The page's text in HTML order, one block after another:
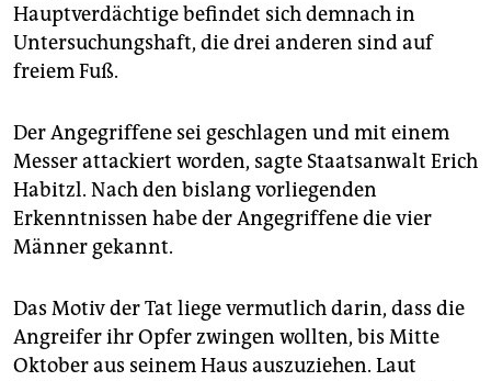
epaper login
Hauptverdächtige befindet sich demnach in
Untersuchungshaft, die drei anderen sind auf
freiem Fuß.
Der Angegriffene sei geschlagen und mit einem
Messer attackiert worden, sagte Staatsanwalt Erich
Habitzl. Nach den bislang vorliegenden
Erkenntnissen habe der Angegriffene die vier
Männer gekannt.
Das Motiv der Tat liege vermutlich darin, dass die
Angreifer ihr Opfer zwingen wollten, bis Mitte
Oktober aus seinem Haus auszuziehen. Laut